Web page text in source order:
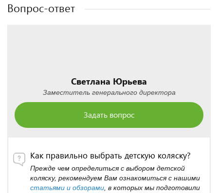
Вопрос-ответ
Светлана Юрьева
Заместитель генерального директора
Задать вопрос
Как правильно выбрать детскую коляску?
Прежде чем определиться с выбором детской
коляску, рекомендуем Вам ознакомиться с нашими
статьями и обзорами , в которых мы подготовили